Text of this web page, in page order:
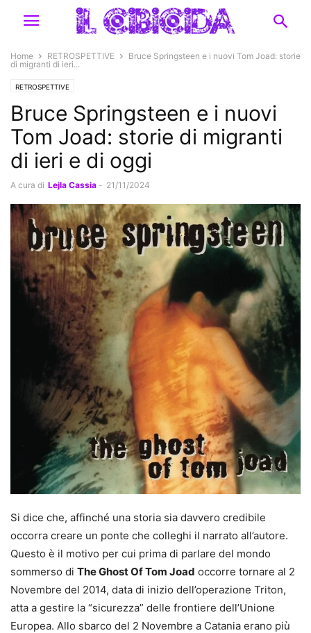
Home RETROSPETTIVE
Bruce Springsteen e i nuovi Tom Joad: storie
di migranti di ieri...
RETROSPETTIVE
Bruce Springsteen e i nuovi
Tom Joad: storie di migranti
di ieri e di oggi
A cura di Lejla Cassia - 21/11/2024
Si dice che, affinché una storia sia davvero credibile
occorra creare un ponte che colleghi il narrato all’autore.
Questo è il motivo per cui prima di parlare del mondo
sommerso di The Ghost Of Tom Joad occorre tornare al 2
Novembre del 2014, data di inizio dell’operazione Triton,
atta a gestire la “sicurezza” delle frontiere dell’Unione
Europea. Allo sbarco del 2 Novembre a Catania erano più